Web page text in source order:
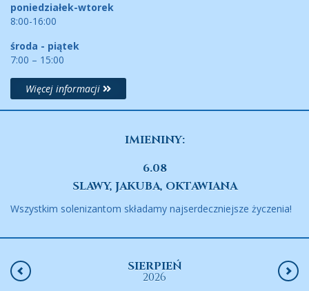
poniedziałek-wtorek
8:00-16:00
środa - piątek
7:00 – 15:00
Więcej informacji
IMIENINY:
6.08
SLAWY, JAKUBA, OKTAWIANA
Wszystkim solenizantom składamy najserdeczniejsze życzenia!
SIERPIEŃ
2026